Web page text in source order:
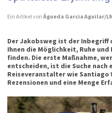
Ein Artikel von Águeda Garcia Aguilar/
Der Jakobsweg ist der
Ihnen die Möglichkeit, Ruhe
finden. Die erste Maßnahme,
entscheiden, ist die Suche nach
Reiseveranstalter wie Santiago
Rezensionen und eine Menge